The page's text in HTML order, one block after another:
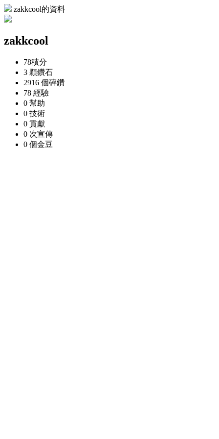
zakkcool的資料
zakkcool
78積分
3 顆鑽石
2916 個碎鑽
78 經驗
0 幫助
0 技術
0 貢獻
0 次宣傳
0 個金豆